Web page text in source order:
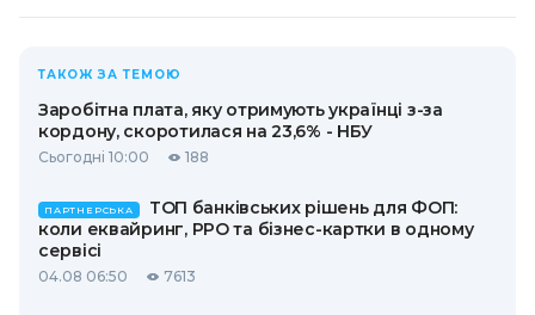
ТАКОЖ ЗА ТЕМОЮ
Заробітна плата, яку отримують українці з-за
кордону, скоротилася на 23,6% - НБУ
Сьогодні 10:00 188
ПАРТНЕРСЬКА
ТОП банківських рішень для ФОП:
коли еквайринг, РРО та бізнес-картки в одному
сервісі
04.08 06:50 7613